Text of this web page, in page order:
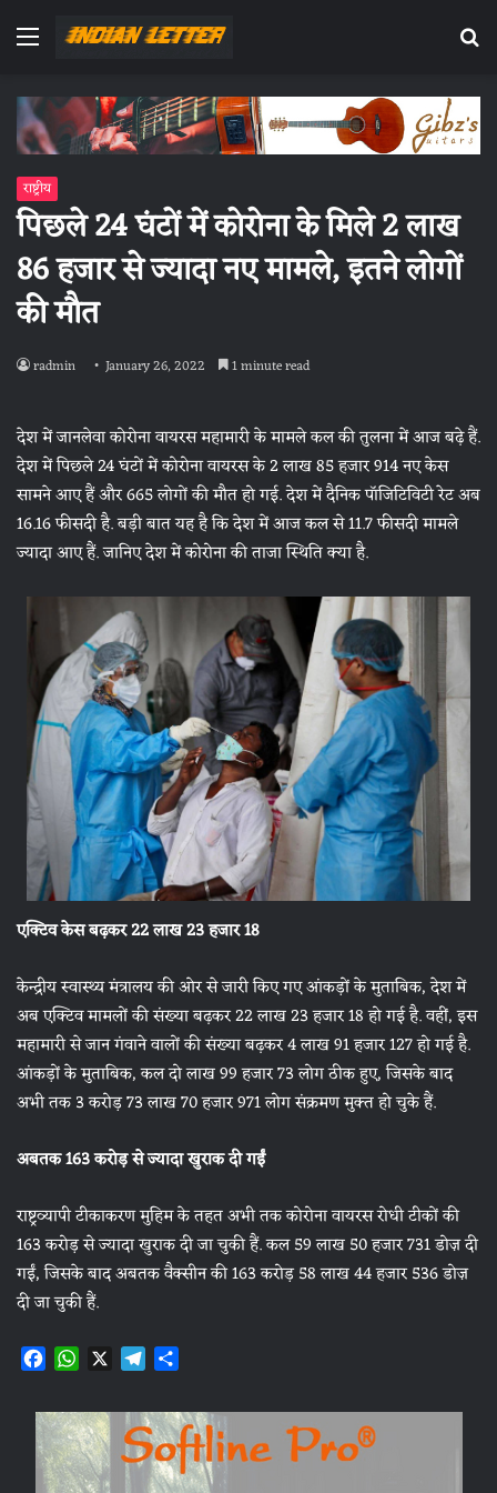
Menu
राष्ट्रीय
पिछले 24 घंटों में कोरोना के मिले 2 लाख
86 हजार से ज्यादा नए मामले, इतने लोगों
की मौत
radmin January 26, 2022 1 minute read
देश में जानलेवा कोरोना वायरस महामारी के मामले कल की तुलना में आज बढ़े हैं.
देश में पिछले 24 घंटों में कोरोना वायरस के 2 लाख 85 हजार 914 नए केस
सामने आए हैं और 665 लोगों की मौत हो गई. देश में दैनिक पॉजिटिविटी रेट अब
16.16 फीसदी है. बड़ी बात यह है कि देश में आज कल से 11.7 फीसदी मामले
ज्यादा आए हैं. जानिए देश में कोरोना की ताजा स्थिति क्या है.
एक्टिव केस बढ़कर22लाख23हजार18
केन्द्रीय स्वास्थ्य मंत्रालय की ओर से जारी किए गए आंकड़ों के मुताबिक, देश में
अब एक्टिव मामलों की संख्या बढ़कर 22 लाख 23 हजार 18 हो गई है. वहीं, इस
महामारी से जान गंवाने वालों की संख्या बढ़कर 4 लाख 91 हजार 127 हो गई है.
आंकड़ों के मुताबिक, कल दो लाख 99 हजार 73 लोग ठीक हुए, जिसके बाद
अभी तक 3 करोड़ 73 लाख 70 हजार 971 लोग संक्रमण मुक्त हो चुके हैं.
अबतक163करोड़ से ज्यादा खुराक दी गईं
राष्ट्रव्यापी टीकाकरण मुहिम के तहत अभी तक कोरोना वायरस रोधी टीकों की
163 करोड़ से ज्यादा खुराक दी जा चुकी हैं. कल 59 लाख 50 हजार 731 डोज़ दी
गईं, जिसके बाद अबतक वैक्सीन की 163 करोड़ 58 लाख 44 हजार 536 डोज़
दी जा चुकी हैं.
F
c
e
b
o
W
a
t
s
A
X T
l
e
g
r
a
r
e